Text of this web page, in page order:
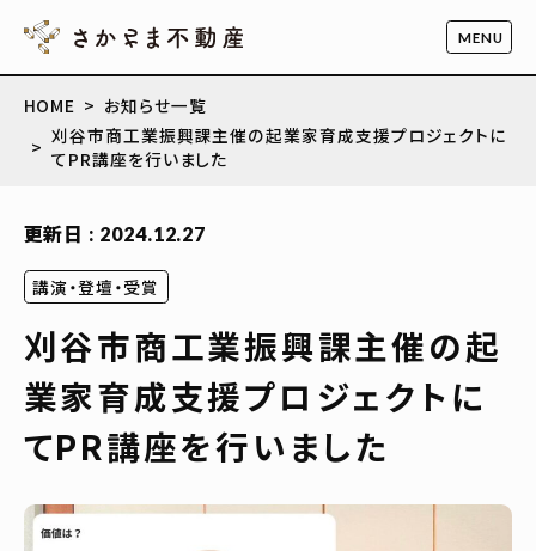
HOME
お知らせ一覧
刈谷市商工業振興課主催の起業家育成支援プロジェクトに
てPR講座を行いました
更新日 : 2024.12.27
講演・登壇・受賞
刈谷市商工業振興課主催の起
業家育成支援プロジェクトに
てPR講座を行いました